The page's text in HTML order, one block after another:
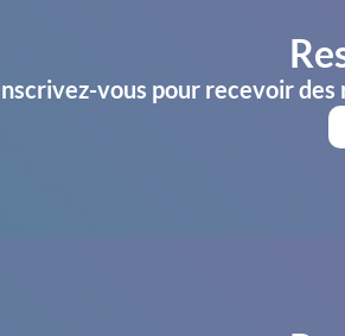
vous pour recevoir des